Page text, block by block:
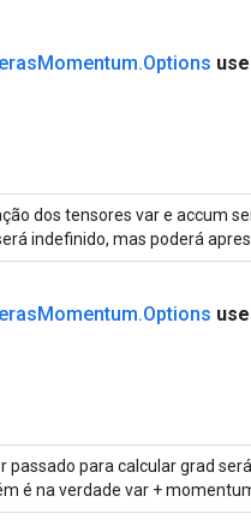
Momentum.Options use
dos tensores var e accum
indefinido, mas poderá
Momentum.Options use
passado para calcular grad
é na verdade var +